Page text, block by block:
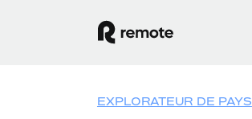
EXPLORATEUR DE PAYS